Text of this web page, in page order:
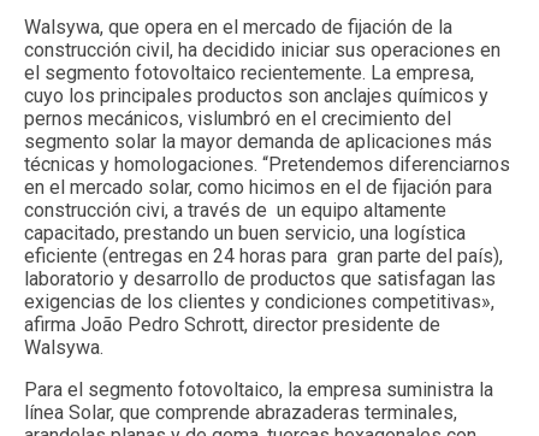
Walsywa, que opera en el mercado de fijación de la
construcción civil, ha decidido iniciar sus operaciones en
el segmento fotovoltaico recientemente. La empresa,
cuyo los principales productos son anclajes químicos y
pernos mecánicos, vislumbró en el crecimiento del
segmento solar la mayor demanda de aplicaciones más
técnicas y homologaciones. “Pretendemos diferenciarnos
en el mercado solar, como hicimos en el de fijación para
construcción civi, a través de un equipo altamente
capacitado, prestando un buen servicio, una logística
eficiente (entregas en 24 horas para gran parte del país),
laboratorio y desarrollo de productos que satisfagan las
exigencias de los clientes y condiciones competitivas»,
afirma João Pedro Schrott, director presidente de
Walsywa.
Para el segmento fotovoltaico, la empresa suministra la
línea Solar, que comprende abrazaderas terminales,